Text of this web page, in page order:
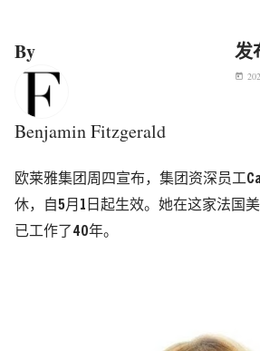
By
Benjamin Fitzgerald
发
today
欧莱雅集团周四宣布，集团资深员工
休，自5月1日起生效。她在这家法国
已工作了40年。